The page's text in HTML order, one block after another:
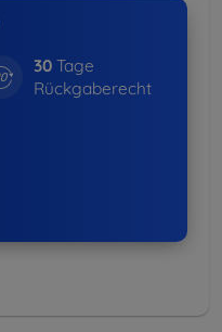
30 Tage
Rückgaberecht